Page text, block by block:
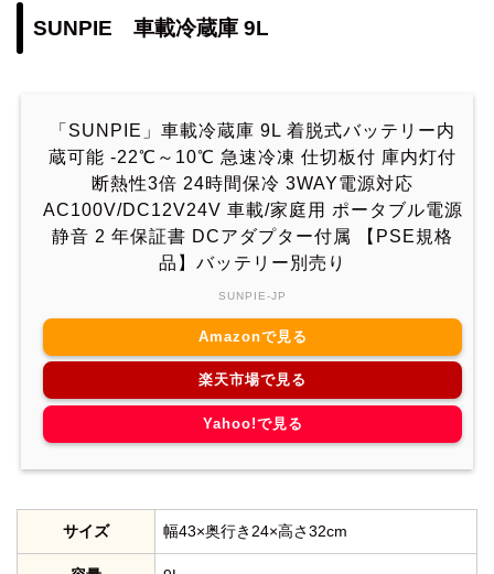
SUNPIE 車載冷蔵庫 9L
「SUNPIE」車載冷蔵庫 9L 着脱式バッテリー内
蔵可能 -22℃～10℃ 急速冷凍 仕切板付 庫内灯付
断熱性3倍 24時間保冷 3WAY電源対応
AC100V/DC12V24V 車載/家庭用 ポータブル電源
静音 2 年保証書 DCアダプター付属 【PSE規格
品】バッテリー別売り
SUNPIE-JP
Amazonで見る
楽天市場で見る
Yahoo!で見る
サイズ 幅43×奥行き24×高さ32cm